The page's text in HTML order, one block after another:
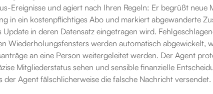
Ereignisse und agiert nach Ihren Regeln: Er begrüßt
in ein kostenpflichtiges Abo und markiert abgewanderte
Update in deren Datensatz eingetragen wird.
Wiederholungsfensters werden automatisch abgewickelt,
an eine Person weitergeleitet werden. Der Agent
Mitgliederstatus sehen und sensible finanzielle
der Agent fälschlicherweise die falsche Nachricht versendet.